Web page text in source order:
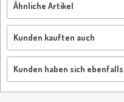
Ähnliche Artikel
Kunden kauften auch
Kunden haben sich